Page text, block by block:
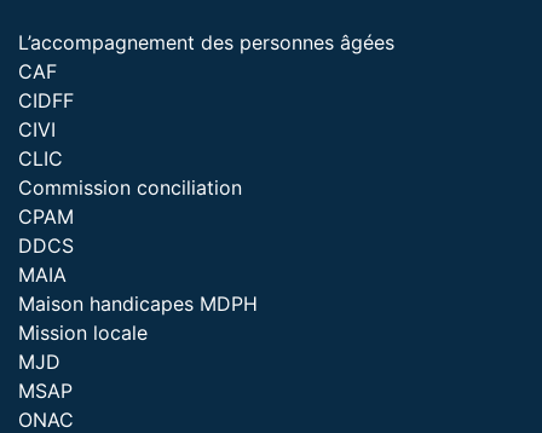
L’accompagnement des personnes âgées
CAF
CIDFF
CIVI
CLIC
Commission conciliation
CPAM
DDCS
MAIA
Maison handicapes MDPH
Mission locale
MJD
MSAP
ONAC